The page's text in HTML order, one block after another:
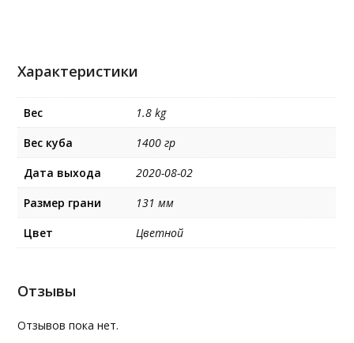
Характеристики
Вес
1.8 kg
Вес куба
1400 гр
Дата выхода
2020-08-02
Размер грани
131 мм
Цвет
Цветной
Отзывы
Отзывов пока нет.